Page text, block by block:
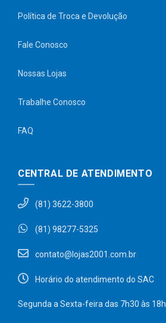
Política de Troca e Devolução
Fale Conosco
Nossas Lojas
Trabalhe Conosco
FAQ
CENTRAL DE ATENDIMENTO
(81) 3622-3800
(81) 98277-5325
contato@lojas2001.com.br
Horário do atendimento do SAC
Segunda a Sexta-feira das 7h30 às 18h